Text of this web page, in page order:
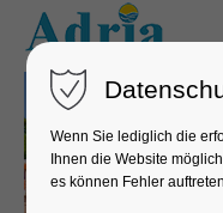
Wenn Sie lediglich die
Ihnen die Website
es können Fehler